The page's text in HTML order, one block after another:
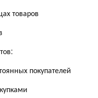
товаров
покупателей